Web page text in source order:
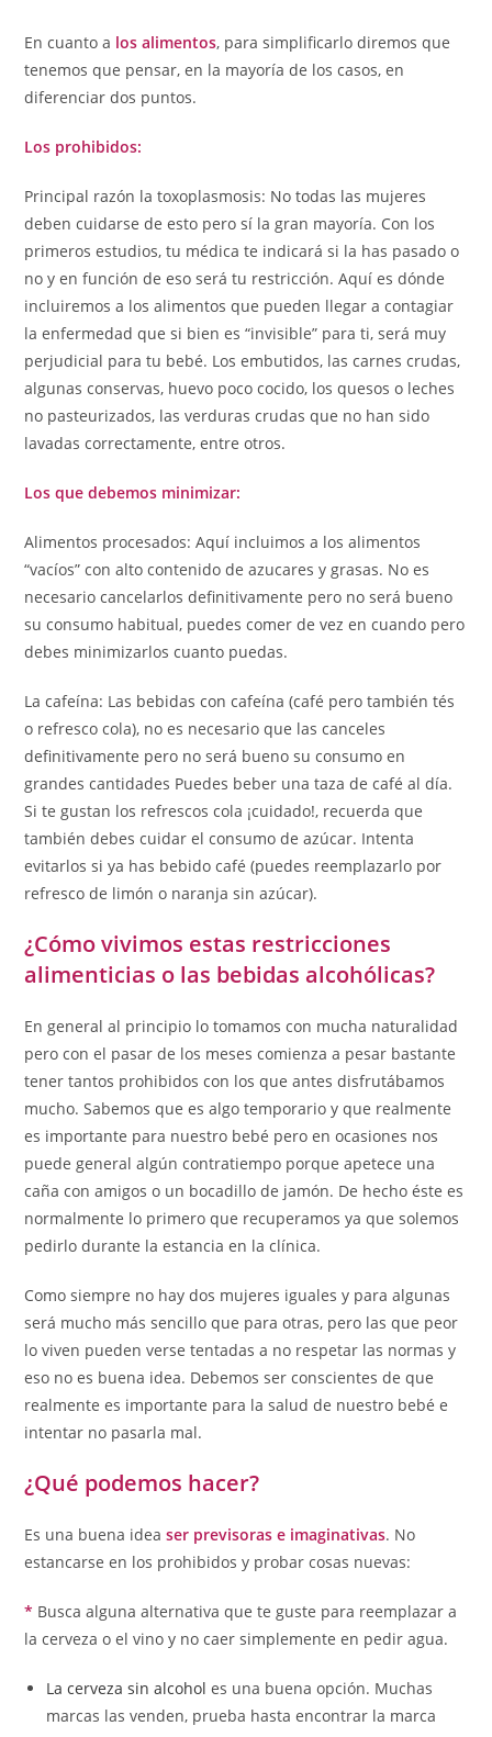
En cuanto a los alimentos, para simplificarlo diremos que
tenemos que pensar, en la mayoría de los casos, en
diferenciar dos puntos.
Los prohibidos:
Principal razón la toxoplasmosis: No todas las mujeres
deben cuidarse de esto pero sí la gran mayoría. Con los
primeros estudios, tu médica te indicará si la has pasado o
no y en función de eso será tu restricción. Aquí es dónde
incluiremos a los alimentos que pueden llegar a contagiar
la enfermedad que si bien es “invisible” para ti, será muy
perjudicial para tu bebé. Los embutidos, las carnes crudas,
algunas conservas, huevo poco cocido, los quesos o leches
no pasteurizados, las verduras crudas que no han sido
lavadas correctamente, entre otros.
Los que debemos minimizar:
Alimentos procesados: Aquí incluimos a los alimentos
“vacíos” con alto contenido de azucares y grasas. No es
necesario cancelarlos definitivamente pero no será bueno
su consumo habitual, puedes comer de vez en cuando pero
debes minimizarlos cuanto puedas.
La cafeína: Las bebidas con cafeína (café pero también tés
o refresco cola), no es necesario que las canceles
definitivamente pero no será bueno su consumo en
grandes cantidades Puedes beber una taza de café al día.
Si te gustan los refrescos cola ¡cuidado!, recuerda que
también debes cuidar el consumo de azúcar. Intenta
evitarlos si ya has bebido café (puedes reemplazarlo por
refresco de limón o naranja sin azúcar).
¿Cómo vivimos estas restricciones
alimenticias o las bebidas alcohólicas?
En general al principio lo tomamos con mucha naturalidad
pero con el pasar de los meses comienza a pesar bastante
tener tantos prohibidos con los que antes disfrutábamos
mucho. Sabemos que es algo temporario y que realmente
es importante para nuestro bebé pero en ocasiones nos
puede general algún contratiempo porque apetece una
caña con amigos o un bocadillo de jamón. De hecho éste es
normalmente lo primero que recuperamos ya que solemos
pedirlo durante la estancia en la clínica.
Como siempre no hay dos mujeres iguales y para algunas
será mucho más sencillo que para otras, pero las que peor
lo viven pueden verse tentadas a no respetar las normas y
eso no es buena idea. Debemos ser conscientes de que
realmente es importante para la salud de nuestro bebé e
intentar no pasarla mal.
¿Qué podemos hacer?
Es una buena ideaser previsoras e imaginativas. No
estancarse en los prohibidos y probar cosas nuevas:
* Busca alguna alternativa que te guste para reemplazar a
la cerveza o el vino y no caer simplemente en pedir agua.
La cerveza sin alcoholes una buena opción. Muchas
marcas las venden, prueba hasta encontrar la marca